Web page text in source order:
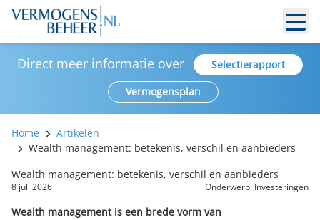
Direct meer informatie over
Selectierapport
Vermogensplan
Home
Artikelen
Wealth management: betekenis, verschil en aanbieders
Wealth management: betekenis, verschil en aanbieders
8 juli 2026 Onderwerp: Investeringen
Wealth management is een brede vorm van